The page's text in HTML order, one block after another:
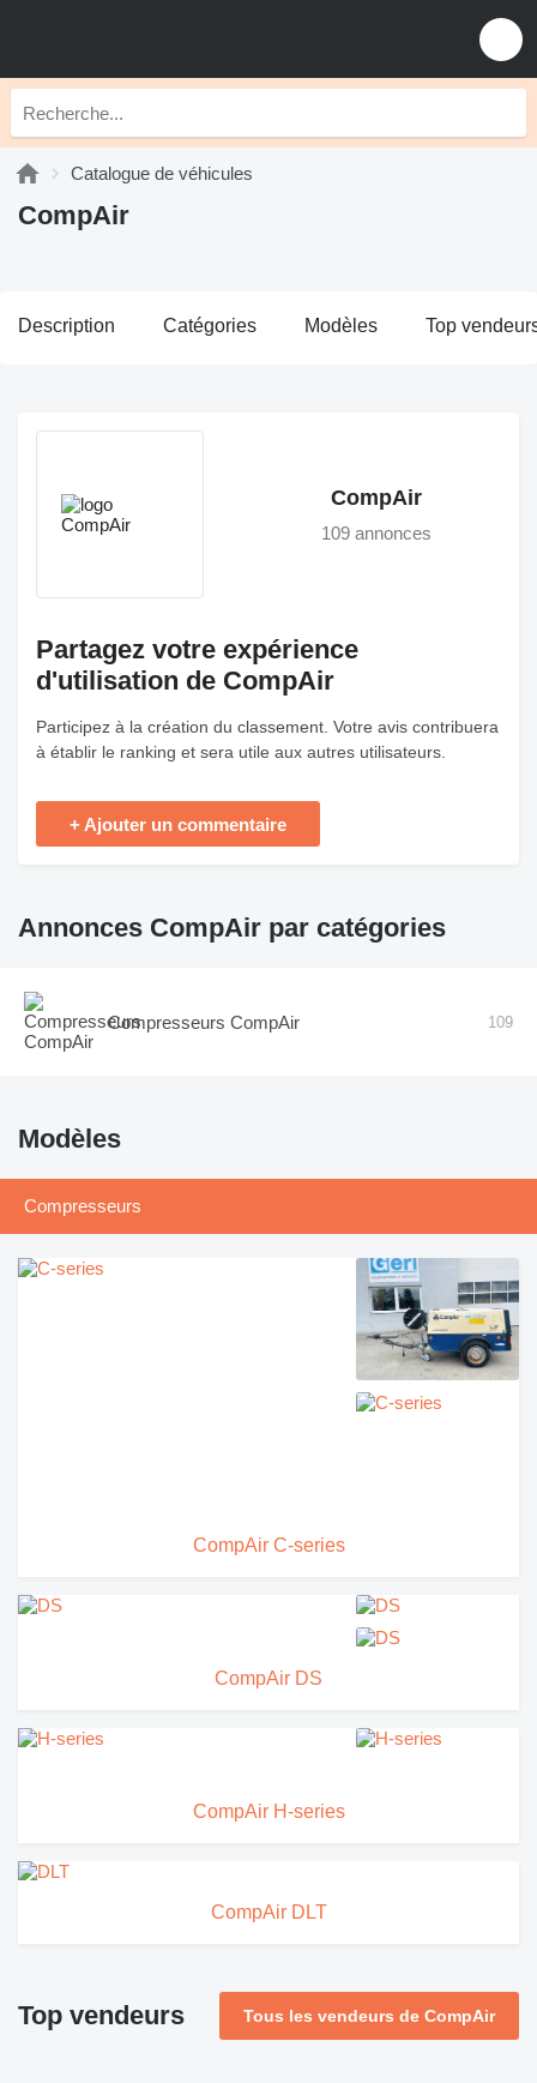
Catalogue de véhicules
CompAir
Description Catégories Modèles Top
CompAir
109 annonces
Partagez votre expérience
d'utilisation de CompAir
Participez à la création du classement. Votre avis contribuera
à établir le ranking et sera utile aux autres utilisateurs.
+ Ajouter un commentaire
Annonces CompAir par catégories
Compresseurs CompAir 109
Modèles
Compresseurs
CompAir C-series
CompAir DS
CompAir H-series
CompAir DLT
Top vendeurs Tous les vendeurs de CompAir